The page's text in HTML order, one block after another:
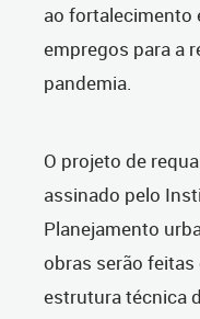
ao fortalecimento
empregos para a
pandemia.
O projeto de
assinado pelo
Planejamento
obras serão
estrutura técnica